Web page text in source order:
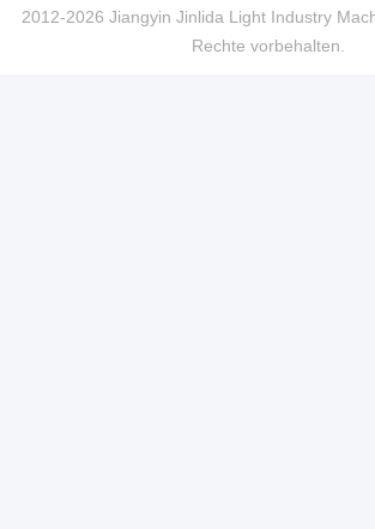
2012-2026 Jiangyin Jinlida Light Industry
Rechte vorbehalten.